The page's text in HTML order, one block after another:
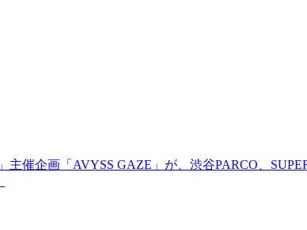
催企画「AVYSS GAZE」が、渋谷PARCO、